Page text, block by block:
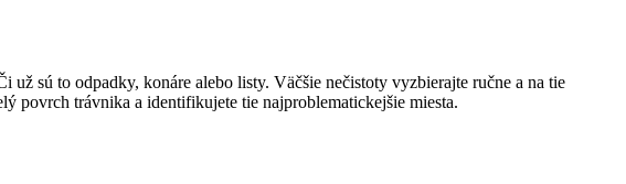
sú to odpadky, konáre alebo listy. Väčšie nečistoty vyzbierajte ručne a na tie
povrch trávnika a identifikujete tie najproblematickejšie miesta.